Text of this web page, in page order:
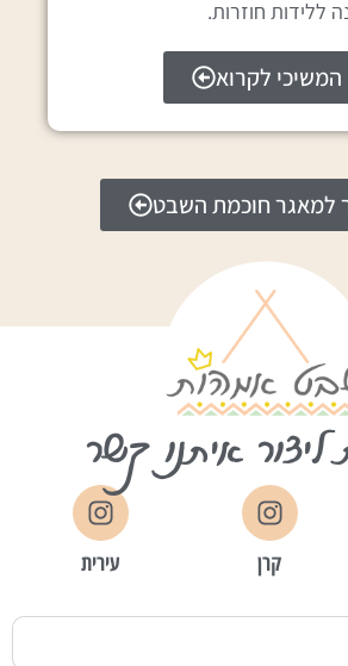
ללידות חוזרות.
המשיכי לקרוא
למאגר חוכמת השבט
ליצור איתנו קשר
קרן עירית